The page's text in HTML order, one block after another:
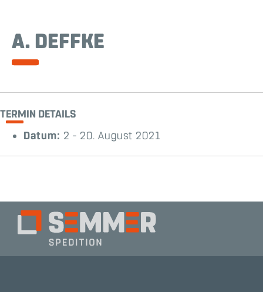
A. DEFFKE
TERMIN DETAILS
Datum: 2 – 20. August 2021